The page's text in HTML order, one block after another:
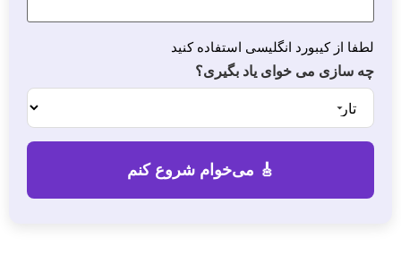
لطفا از کیبورد انگلیسی استفاده کنید
چه سازی می خوای یاد بگیری؟